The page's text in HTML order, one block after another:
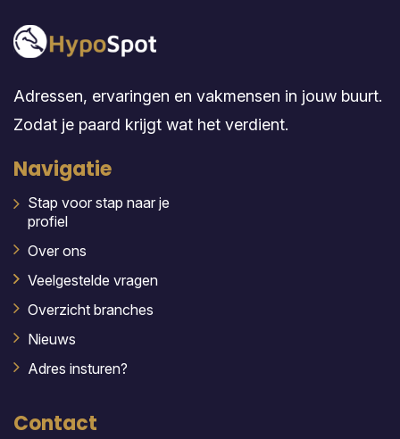
Adressen, ervaringen en vakmensen in jouw buurt.
Zodat je paard krijgt wat het verdient.
Navigatie
Stap voor stap naar je
profiel
Over ons
Veelgestelde vragen
Overzicht branches
Nieuws
Adres insturen?
Contact